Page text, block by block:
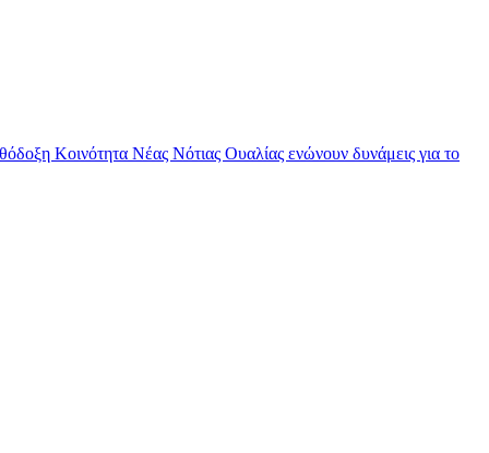
Κοινότητα Νέας Νότιας Ουαλίας ενώνουν δυνάμεις για το